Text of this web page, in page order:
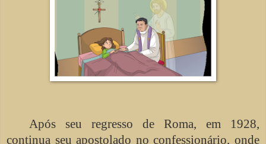
Após seu regresso de Roma, em 1928,
continua seu apostolado no confessionário, onde